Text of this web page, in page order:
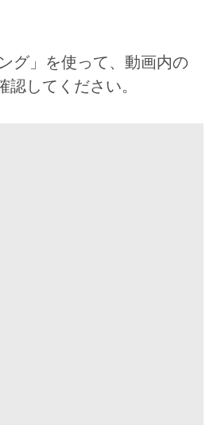
グ」を使って、動画内の
してください。